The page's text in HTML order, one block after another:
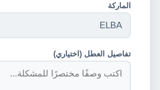
الماركة
تفاصيل العطل (اختياري)